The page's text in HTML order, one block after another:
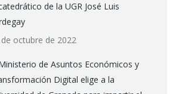
de la UGR José Luis
octubre de 2022
de Asuntos Económicos y
Digital elige a la